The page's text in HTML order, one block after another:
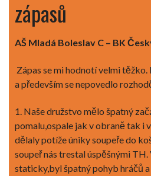
zápasů
AŠ Mladá Boleslav C – BK
Zápas se mi hodnotí velmi
a především se nepovedlo
1. Naše družstvo mělo špatný
pomalu,ospale jak v obraně tak i
dělaly potíže úniky soupeře do
soupeř nás trestal úspěšnými
staticky,byl špatný pohyb hráčů